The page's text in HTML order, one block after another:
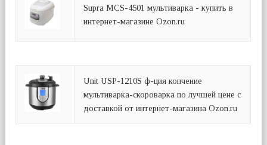
Supra MCS-4501 мультиварка - купить в
интернет-магазине Ozon.ru
Unit USP-1210S ф-ция копчение
мультиварка-скороварка по лучшей цене с
доставкой от интернет-магазина Ozon.ru